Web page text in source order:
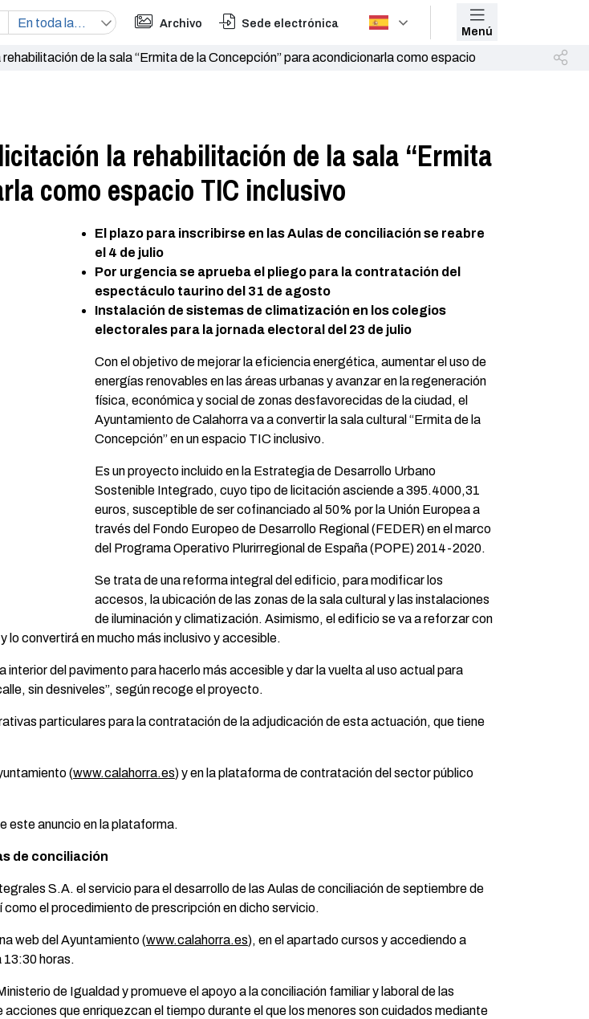
Archivo Sede electrónica
Menú
de la sala “Ermita de la Concepción” para acondicionarla como espacio
la rehabilitación de la sala “Ermita
como espacio TIC inclusivo
El plazo para inscribirse en las Aulas de conciliación se reabre
el 4 de julio
Por urgencia se aprueba el pliego para la contratación del
espectáculo taurino del 31 de agosto
Instalación de sistemas de climatización en los colegios
electorales para la jornada electoral del 23 de julio
Con el objetivo de mejorar la eficiencia energética, aumentar el uso de
energías renovables en las áreas urbanas y avanzar en la regeneración
física, económica y social de zonas desfavorecidas de la ciudad, el
Ayuntamiento de Calahorra va a convertir la sala cultural “Ermita de la
Concepción” en un espacio TIC inclusivo.
Es un proyecto incluido en la Estrategia de Desarrollo Urbano
Sostenible Integrado, cuyo tipo de licitación asciende a 395.4000,31
euros, susceptible de ser cofinanciado al 50% por la Unión Europea a
través del Fondo Europeo de Desarrollo Regional (FEDER) en el marco
del Programa Operativo Plurirregional de España (POPE) 2014-2020.
Se trata de una reforma integral del edificio, para modificar los
accesos, la ubicación de las zonas de la sala cultural y las instalaciones
de iluminación y climatización. Asimismo, el edificio se va a reforzar con
convertirá en mucho más inclusivo y accesible.
del pavimento para hacerlo más accesible y dar la vuelta al uso actual para
sin desniveles”, según recoge el proyecto.
particulares para la contratación de la adjudicación de esta actuación, que tiene
(www.calahorra.es) y en la plataforma de contratación del sector público
este anuncio en la plataforma.
de conciliación
S.A. el servicio para el desarrollo de las Aulas de conciliación de septiembre de
el procedimiento de prescripción en dicho servicio.
web del Ayuntamiento (www.calahorra.es), en el apartado cursos y accediendo a
13:30 horas.
de Igualdad y promueve el apoyo a la conciliación familiar y laboral de las
que enriquezcan el tiempo durante el que los menores son cuidados mediante